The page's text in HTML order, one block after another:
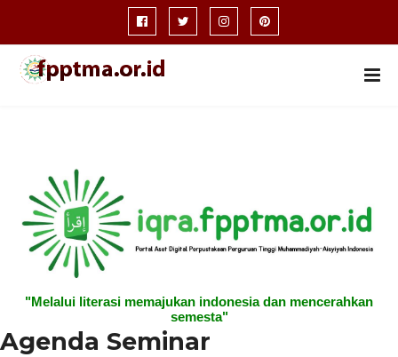
"Melalui literasi memajukan indonesia dan mencerahkan
semesta"
Agenda Seminar